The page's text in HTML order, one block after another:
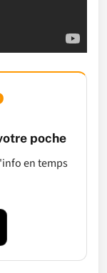
poche
en temps